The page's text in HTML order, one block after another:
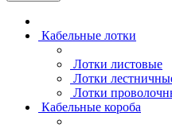
Кабельные лотки
Лотки листовые
Лотки
Лотки
Кабельные короба